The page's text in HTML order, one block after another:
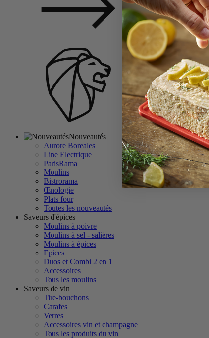
Back
Nouveautés
Aurore Boreales
Line Electrique
ParisRama
Moulins
Bistrorama
Œnologie
Plats four
Toutes les nouveautés
Saveurs d'épices
Moulins à poivre
Moulins à sel - salières
Moulins à épices
Epices
Duos et Combi 2 en 1
Accessoires
Tous les moulins
Saveurs de vin
Tire-bouchons
Carafes
Verres
Accessoires vin et champagne
Tous les produits du vin